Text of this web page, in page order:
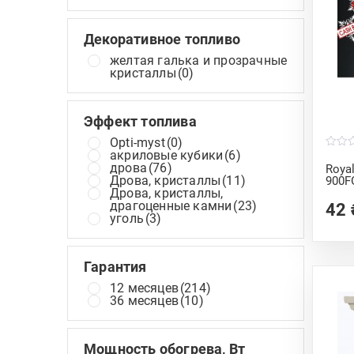
Декоративное топливо
желтая галька и прозрачные
кристаллы (0)
Эффект топлива
Opti-myst(0)
акриловые кубики (6)
дрова (76)
Дрова, кристаллы (11)
Дрова, кристаллы,
драгоценные камни (23)
уголь (3)
Гарантия
12 месяцев(214)
36 месяцев(10)
Мощность обогрева, Вт
o
u
t
5
42